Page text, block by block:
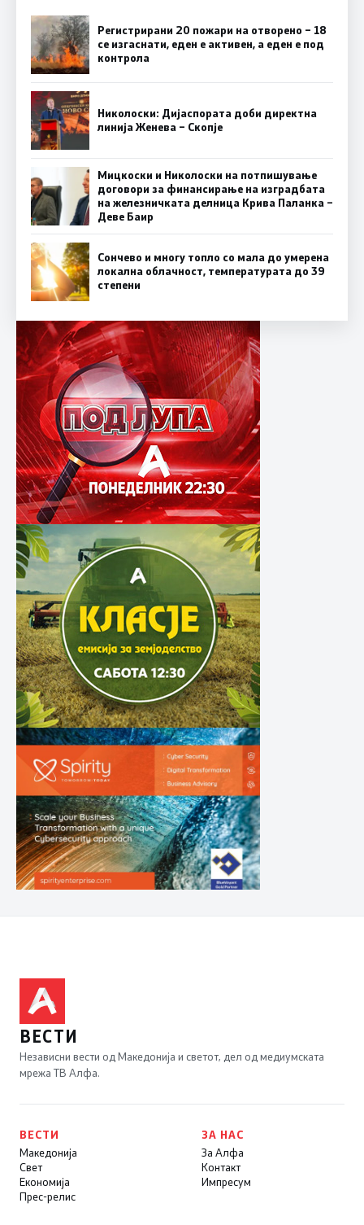
Регистрирани 20 пожари на отворено – 18
се изгаснати, еден е активен, а еден е под
контрола
Николоски: Дијаспората доби директна
линија Женева – Скопје
Мицкоски и Николоски на потпишување
договори за финансирање на изградбата
на железничката делница Крива Паланка –
Деве Баир
Сончево и многу топло со мала до умерена
локална облачност, температурата до 39
степени
ВЕСТИ
Независни вести од Македонија и светот, дел од медиумската
мрежа ТВ Алфа.
ВЕСТИ
Македонија
Свет
Економија
Прес-релис
ЗА НАС
За Алфа
Контакт
Импресум